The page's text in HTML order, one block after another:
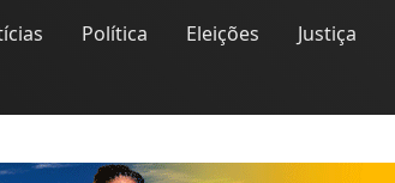
Política Eleições Justiça